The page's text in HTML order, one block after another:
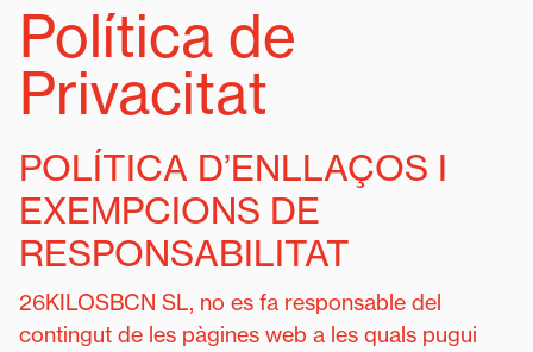
Política de
Privacitat
POLÍTICA D’ENLLAÇOS I
EXEMPCIONS DE
RESPONSABILITAT
26KILOSBCN SL, no es fa responsable del
contingut de les pàgines web a les quals pugui